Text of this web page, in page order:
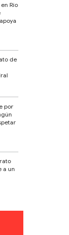
Río
de
por
a un